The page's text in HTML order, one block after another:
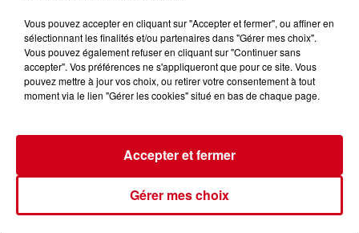
RDC RADIO COUSERANS
Les Infos Locales
27 février 2025 - 3 min 32 sec
LE JOURNAL DU 27/02/2025
Vous pouvez accepter en cliquant sur "Accepter et fermer", ou affiner en
sélectionnant les finalités et/ou partenaires dans "Gérer mes choix".
Vous pouvez également refuser en cliquant sur "Continuer sans
accepter". Vos préférences ne s'appliqueront que pour ce site. Vous
pouvez mettre à jour vos choix, ou retirer votre consentement à tout
moment via le lien "Gérer les cookies" situé en bas de chaque page.
Gérer mes choix
Accepter et fermer